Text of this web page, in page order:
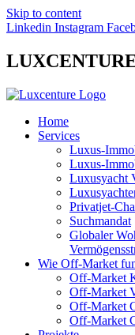
Skip to content
Linkedin Instagram
Home
Services
Luxus-
Luxus-
Luxusyacht
Privatjet-
Suchmandat
Globaler
Wie Off-Market
Off-Market
Off-Market
Off-Market
Off-Market